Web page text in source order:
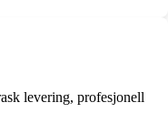
levering, profesjonell